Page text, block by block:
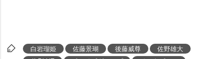
白岩瑠姫 佐藤景瑚 後藤威尊
佐野雄大